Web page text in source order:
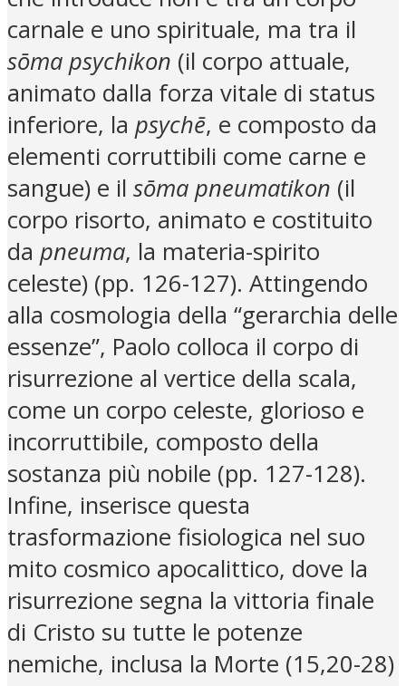
carnale e uno spirituale, ma tra il
sōma psychikon (il corpo attuale,
animato dalla forza vitale di status
inferiore, la psychē, e composto da
elementi corruttibili come carne e
sangue) e il sōma pneumatikon (il
corpo risorto, animato e costituito
da pneuma, la materia-spirito
celeste) (pp. 126-127). Attingendo
alla cosmologia della “gerarchia delle
essenze”, Paolo colloca il corpo di
risurrezione al vertice della scala,
come un corpo celeste, glorioso e
incorruttibile, composto della
sostanza più nobile (pp. 127-128).
Infine, inserisce questa
trasformazione fisiologica nel suo
mito cosmico apocalittico, dove la
risurrezione segna la vittoria finale
di Cristo su tutte le potenze
nemiche, inclusa la Morte (15,20-28)